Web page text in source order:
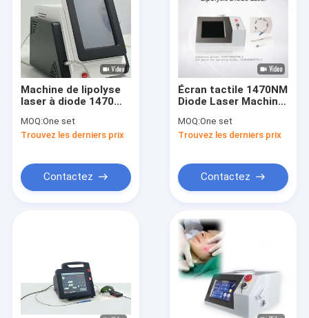
À propos de nous
Visite de l'usine
Contrôle de la qualité
Demandez un devis
Machine d'épilation de laser de diode
Épilation triple de laser de longueur d'onde
Machine de lipolyse
laser à diode 1470
par air avec une
longueur d'onde de
MOQ:One set
Trouvez les derniers prix
Contactez
Écran tactile 1470NM
Diode Laser Machine
système de
refroidissement par
MOQ:One set
Trouvez les derniers prix
Contactez